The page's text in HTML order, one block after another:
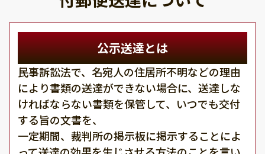
公示送達とは
民事訴訟法で、名宛人の住居所不明などの理由
により書類の送達ができない場合に、送達しな
ければならない書類を保管して、いつでも交付
する旨の文書を、
一定期間、裁判所の掲示板に掲示することによ